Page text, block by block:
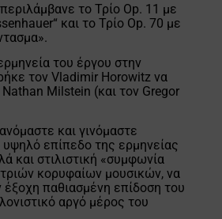
το Τρίο Op. 11 με
και το Τρίο Op. 70 με
του έργου στην
τον Vladimir Horowitz να
Milstein (και τον Gregor
και γινόμαστε
υψηλό επίπεδο της ερμηνείας
και στιλιστική «συμφωνία
κορυφαίων μουσικών, να
παθιασμένη επίδοση του
αργό μέρος του